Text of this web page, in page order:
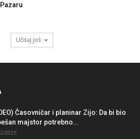
Pazaru
Učitaj još
Časovničar i planinar Zijo: Da bi bio
majstor potrebno...
2025